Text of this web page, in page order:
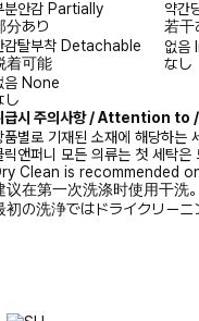
분안감 Partially
分あり
약간
若干
감탈부착 Detachable
着可能
없음
なし
음 None
し
급시 주의사항 / Attention to
품별로 기재된 소재에 해당하는
릭앤퍼니 모든 의류는 첫 세탁은
Clean is recommended
议在第一次洗涤时使用干洗。
初の洗浄ではドライクリーニ